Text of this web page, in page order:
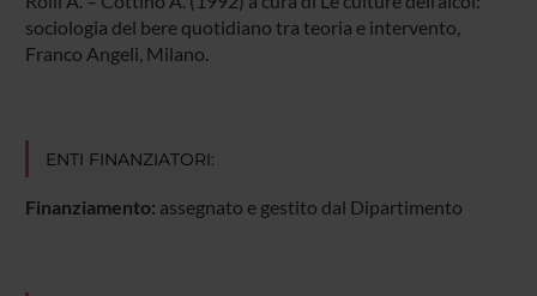
sociologia del bere quotidiano tra teoria e intervento,
Franco Angeli, Milano.
ENTI FINANZIATORI:
Finanziamento: assegnato e gestito dal Dipartimento